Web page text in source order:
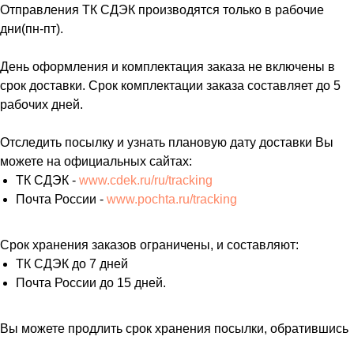
Отправления ТК СДЭК производятся только в рабочие
дни(пн-пт).
День оформления и комплектация заказа не включены в
срок доставки. Срок комплектации заказа составляет до 5
рабочих дней.
Отследить посылку и узнать плановую дату доставки Вы
можете на официальных сайтах:
ТК СДЭК - www.cdek.ru/ru/tracking
Почта России - www.pochta.ru/tracking
Срок хранения заказов ограничены, и составляют:
ТК СДЭК до 7 дней
Почта России до 15 дней.
Вы можете продлить срок хранения посылки, обратившись